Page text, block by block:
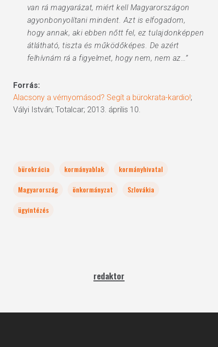
van rá magyarázat, miért kell Magyarországon
agyonbonyolítani mindent. Azt is elfogadom,
hogy annak, aki ebben nőtt fel, ez tulajdonképpen
átlátható, tiszta és működőképes. De azért
felhívnám rá a figyelmet, hogy nem, nem az…”
Forrás:
Alacsony a vérnyomásod? Segít a bürokrata-kardio!;
Vályi István; Totalcar; 2013. április 10.
bürokrácia kormányablak
kormányhivatal
Magyarország
önkormányzat
Szlovákia
ügyintézés
redaktor